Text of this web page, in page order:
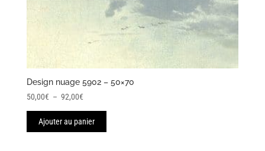
Design nuage 5902 – 50×70
50,00€ – 92,00€Plage
de
prix :
Ajouter au panier